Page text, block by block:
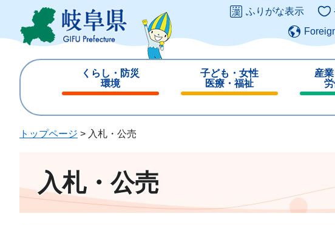
ジ
ュ
ふりがな表示
くらし・防災
環境
じ
子ども・女性
医療・福祉
じ
産
じ
トップページ > 入札・公売
入札・公売